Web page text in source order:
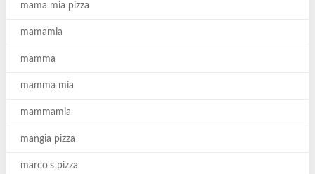
mama mia pizza
mamamia
mamma
mamma mia
mammamia
mangia pizza
marco's pizza